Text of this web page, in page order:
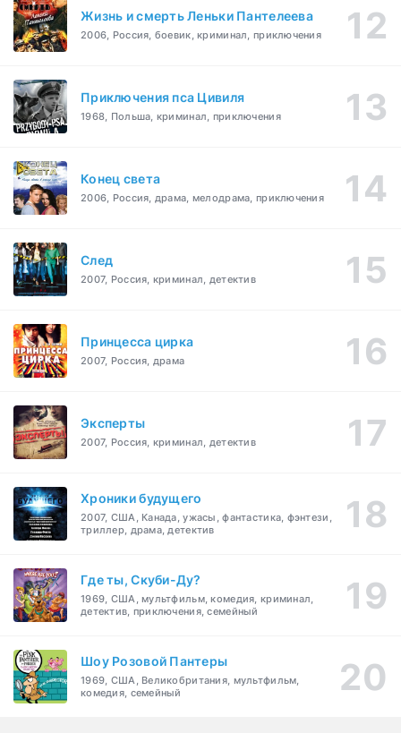
Жизнь и смерть Леньки Пантелеева
2006, Россия, боевик, криминал, приключения
Приключения пса Цивиля
1968, Польша, криминал, приключения
Конец света
2006, Россия, драма, мелодрама, приключения
След
2007, Россия, криминал, детектив
Принцесса цирка
2007, Россия, драма
Эксперты
2007, Россия, криминал, детектив
Хроники будущего
2007, США, Канада, ужасы, фантастика, фэнтези,
триллер, драма, детектив
Где ты, Скуби-Ду?
1969, США, мультфильм, комедия, криминал,
детектив, приключения, семейный
Шоу Розовой Пантеры
1969, США, Великобритания, мультфильм,
комедия, семейный